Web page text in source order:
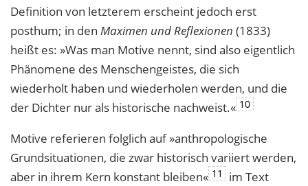
Definition von letzterem erscheint jedoch erst
posthum; in den Maximen und Reflexionen (1833)
heißt es: »Was man Motive nennt, sind also eigentlich
Phänomene des Menschengeistes, die sich
wiederholt haben und wiederholen werden, und die
der Dichter nur als historische nachweist.« 10
Motive referieren folglich auf »anthropologische
Grundsituationen, die zwar histo­risch variiert werden,
aber in ihrem Kern konstant bleiben« 11
im Text